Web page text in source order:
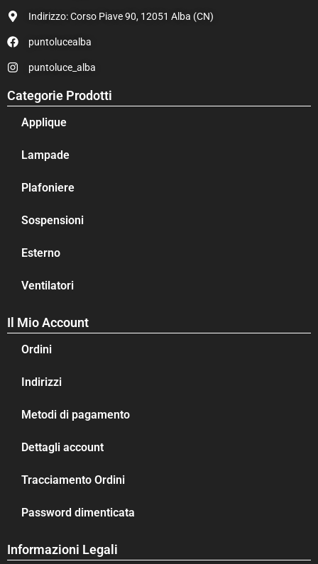
Indirizzo: Corso Piave 90, 12051 Alba (CN)
puntolucealba
puntoluce_alba
Categorie Prodotti
Applique
Lampade
Plafoniere
Sospensioni
Esterno
Ventilatori
Il Mio Account
Ordini
Indirizzi
Metodi di pagamento
Dettagli account
Tracciamento Ordini
Password dimenticata
Informazioni Legali